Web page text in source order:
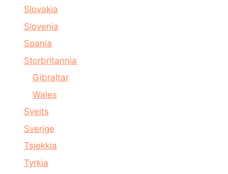
Slovakia
Slovenia
Spania
Storbritannia
Gibraltar
Wales
Sveits
Sverige
Tsjekkia
Tyrkia